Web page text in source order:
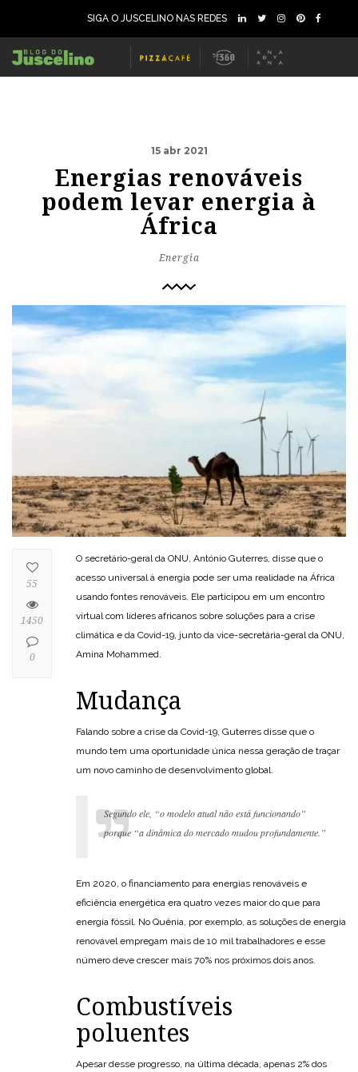
SIGA O JUSCELINO NAS REDES
15 abr 2021
Energias renováveis
podem levar energia à
África
Energia
O secretário-geral da ONU, António Guterres, disse que o
acesso universal à energia pode ser uma realidade na África
usando fontes renováveis. Ele participou em um encontro
virtual com líderes africanos sobre soluções para a crise
climática e da Covid-19, junto da vice-secretária-geral da ONU,
Amina Mohammed.
Mudança
Falando sobre a crise da Covid-19, Guterres disse que o
mundo tem uma oportunidade única nessa geração de traçar
um novo caminho de desenvolvimento global.
Segundo ele, “o modelo atual não está funcionando”
porque “a dinâmica do mercado mudou profundamente.”
Em 2020, o financiamento para energias renováveis e
eficiência energética era quatro vezes maior do que para
energia fóssil. No Quênia, por exemplo, as soluções de energia
renovável empregam mais de 10 mil trabalhadores e esse
número deve crescer mais 70% nos próximos dois anos.
Combustíveis
poluentes
Apesar desse progresso, na última década, apenas 2% dos
55
1450
0